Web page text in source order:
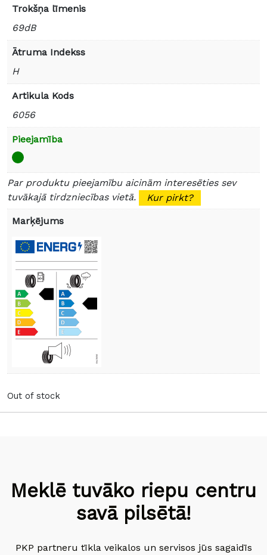
Trokšņa līmenis
69dB
Ātruma Indekss
H
Artikula Kods
6056
Pieejamība
Par produktu pieejamību aicinām interesēties sev
tuvākajā tirdzniecības vietā.
Kur pirkt?
Marķējums
Out of stock
Meklē tuvāko riepu centru
savā pilsētā!
PKP partneru tīkla veikalos un servisos jūs sagaidīs